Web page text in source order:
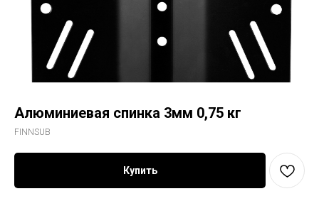
Алюминиевая спинка 3мм 0,75 кг
FINNSUB
Купить